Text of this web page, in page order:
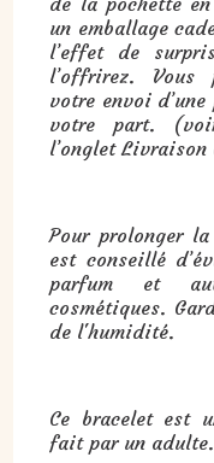
un emballage
l’effet de
l’offrirez. Vous
votre envoi
votre part.
l’onglet Livraison
Pour prolonger
est conseillé
parfum et
cosmétiques.
de l'humidité.
Ce bracelet est
fait par un